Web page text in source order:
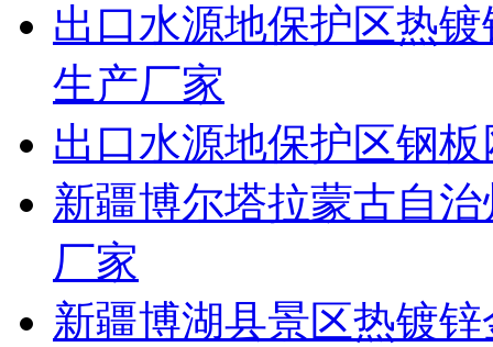
出口水源地保护区热
生产厂家
出口水源地保护区钢
新疆博尔塔拉蒙古自
厂家
新疆博湖县景区热镀